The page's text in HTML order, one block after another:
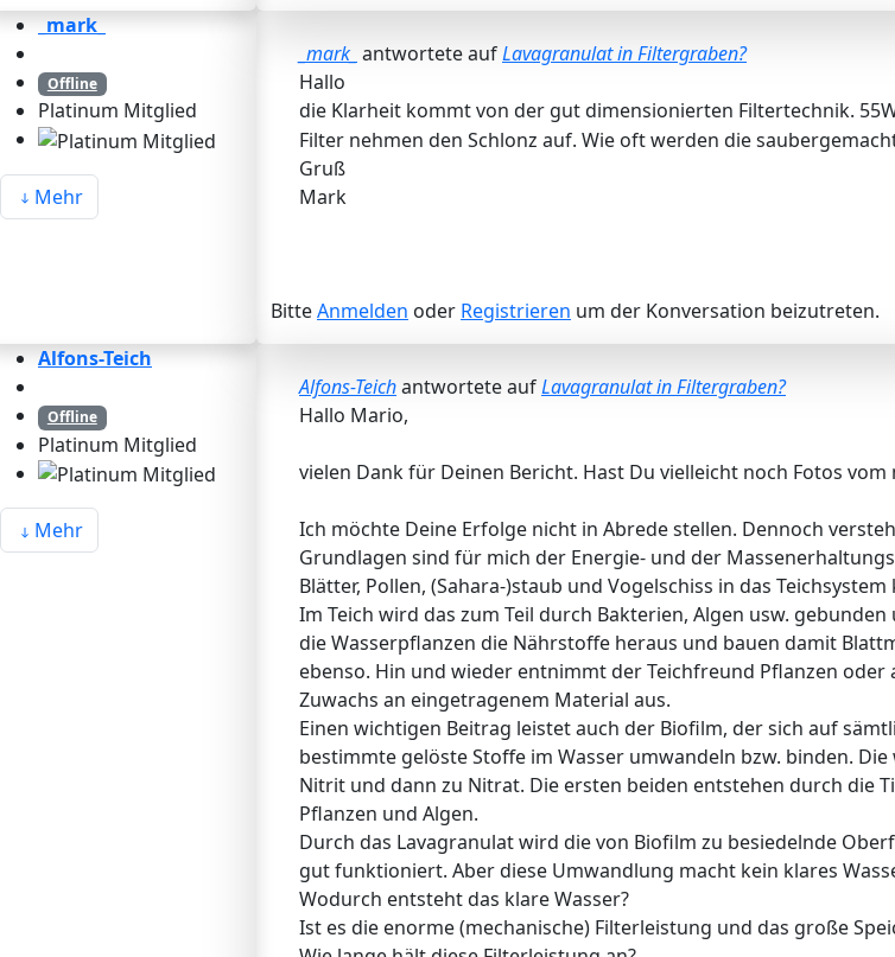
_mark_
Offline
Platinum Mitglied
Mehr
_mark_ antwortete aufLavagranulat in Filtergraben?
Hallo
die Klarheit kommt von der gut dimensionierten Filtertechnik.
Filter nehmen den Schlonz auf. Wie oft werden die
Gruß
Mark
BitteAnmelden oder Registrieren um der Konversation beizutreten.
Alfons-Teich
Offline
Platinum Mitglied
Mehr
Alfons-Teichantwortete aufLavagranulat in Filtergraben?
Hallo Mario,
vielen Dank für Deinen Bericht. Hast Du vielleicht noch Fotos
Ich möchte Deine Erfolge nicht in Abrede stellen. Dennoch
Grundlagen sind für mich der Energie- und der
Blätter, Pollen, (Sahara-)staub und Vogelschiss in das
Im Teich wird das zum Teil durch Bakterien, Algen usw.
die Wasserpflanzen die Nährstoffe heraus und bauen damit
ebenso. Hin und wieder entnimmt der Teichfreund Pflanzen
Zuwachs an eingetragenem Material aus.
Einen wichtigen Beitrag leistet auch der Biofilm, der sich auf
bestimmte gelöste Stoffe im Wasser umwandeln bzw. binden.
Nitrit und dann zu Nitrat. Die ersten beiden entstehen durch die
Pflanzen und Algen.
Durch das Lavagranulat wird die von Biofilm zu besiedelnde
gut funktioniert. Aber diese Umwandlung macht kein klares
Wodurch entsteht das klare Wasser?
Ist es die enorme (mechanische) Filterleistung und das große